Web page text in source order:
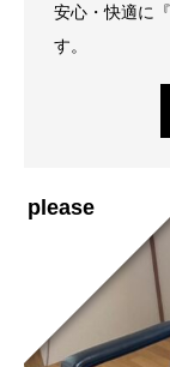
安心・快適に
す。
please